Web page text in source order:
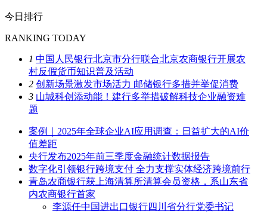
今日排行
RANKING TODAY
1 中国人民银行北京市分行联合北京农商银行开展农
村反假货币知识普及活动
2 创新场景激发市场活力 邮储银行多措并举促消费
3 山城科创添动能！建行多举措破解科技企业融资难
题
案例｜2025年全球企业AI应用调查：日益扩大的AI价
值差距
央行发布2025年前三季度金融统计数据报告
数字化引领银行跨境支付 全力支撑实体经济跨境前行
青岛农商银行获上海清算所清算会员资格，系山东省
内农商银行首家
李源任中国进出口银行四川省分行党委书记